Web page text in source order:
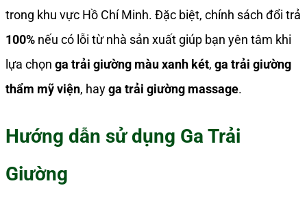
trong khu vực Hồ Chí Minh. Đặc biệt, chính sách đổi trả
100% nếu có lỗi từ nhà sản xuất giúp bạn yên tâm khi
lựa chọn ga trải giường màu xanh két, ga trải giường
thẩm mỹ viện, hayga trải giường massage.
Hướng dẫn sử dụng Ga Trải
Giường